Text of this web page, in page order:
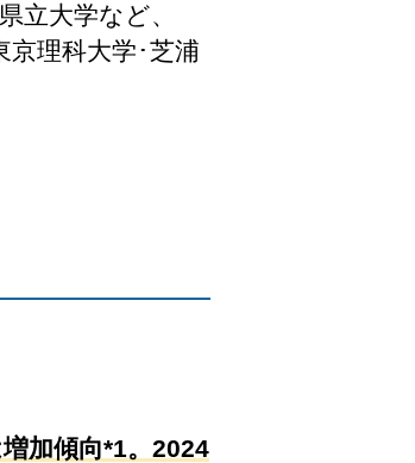
立大学など、
京理科大学･芝浦
加傾向*1。2024